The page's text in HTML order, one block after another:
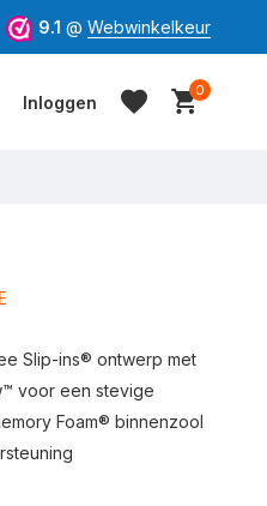
9.1 @ Webwinkelkeur
Inloggen
0
Slip-ins® ontwerp met
voor een stevige
Foam® binnenzool